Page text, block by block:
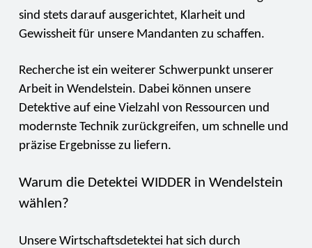
sind stets darauf ausgerichtet, Klarheit und
Gewissheit für unsere Mandanten zu schaffen.
Recherche ist ein weiterer Schwerpunkt unserer
Arbeit in Wendelstein. Dabei können unsere
Detektive auf eine Vielzahl von Ressourcen und
modernste Technik zurückgreifen, um schnelle und
präzise Ergebnisse zu liefern.
Warum die Detektei WIDDER in Wendelstein
wählen?
Unsere Wirtschaftsdetektei hat sich durch